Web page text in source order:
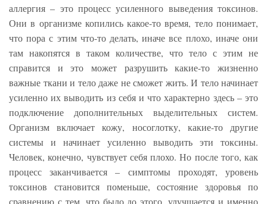
аллергия – это процесс усиленного выведения токсинов.
Они в организме копились какое-то время, тело понимает,
что пора с этим что-то делать, иначе все плохо, иначе они
там накопятся в таком количестве, что тело с этим не
справится и это может разрушить какие-то жизненно
важные ткани и тело даже не сможет жить. И тело начинает
усиленно их выводить из себя и что характерно здесь – это
подключение дополнительных выделительных систем.
Организм включает кожу, носоглотку, какие-то другие
системы и начинает усиленно выводить эти токсины.
Человек, конечно, чувствует себя плохо. Но после того, как
процесс заканчивается – симптомы проходят, уровень
токсинов становится поменьше, состояние здоровья по
сравнению с тем, что было до этого, улучшается и именно